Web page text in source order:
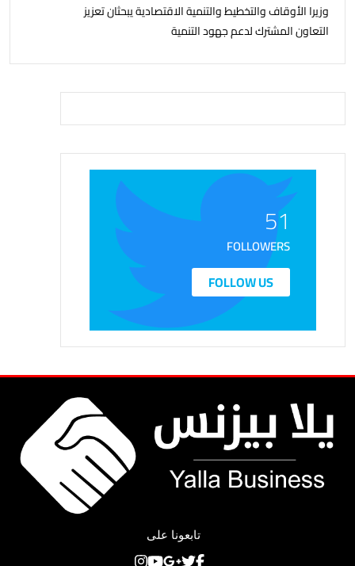
وزيرا الأوقاف والتخطيط والتنمية الاقتصادية يبحثان تعزيز
التعاون المشترك لدعم جهود التنمية
51
FOLLOWERS
FOLLOW US
تابعونا على